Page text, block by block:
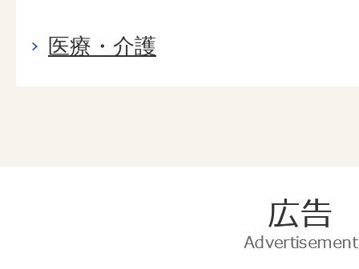
医療・介護
告